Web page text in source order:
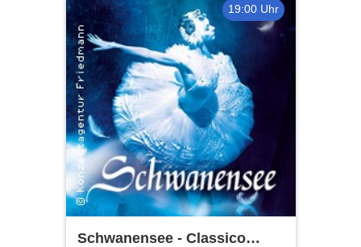
19:00 Uhr
Schwanensee - Classico